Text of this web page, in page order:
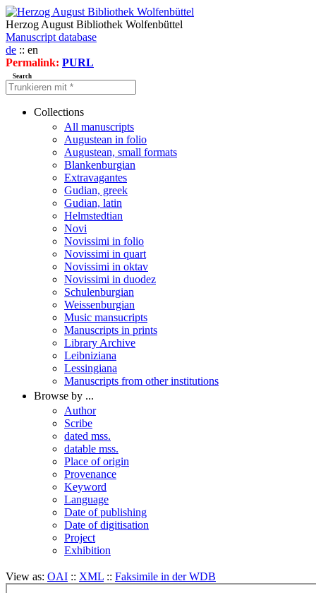
Herzog August Bibliothek Wolfenbüttel
Manuscript database
de :: en
Permalink: PURL
Search
Collections
All manuscripts
Augustean in folio
Augustean, small formats
Blankenburgian
Extravagantes
Gudian, greek
Gudian, latin
Helmstedtian
Novi
Novissimi in folio
Novissimi in quart
Novissimi in oktav
Novissimi in duodez
Schulenburgian
Weissenburgian
Music mansucripts
Manuscripts in prints
Library Archive
Leibniziana
Lessingiana
Manuscripts from other institutions
Browse by ...
Author
Scribe
dated mss.
datable mss.
Place of origin
Provenance
Keyword
Language
Date of publishing
Date of digitisation
Project
Exhibition
View as: OAI :: XML :: Faksimile in der WDB